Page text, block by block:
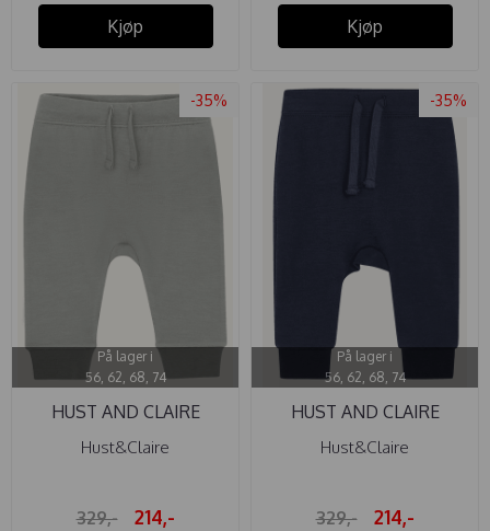
Kjøp Kjøp
-35%
På lager i
56, 62, 68, 74
HUST AND CLAIRE
BUKSE ...
Hust&Claire
329,- 214,-
-35%
På lager i
56, 62, 68, 74
HUST AND CLAIRE
BUKSE ...
Hust&Claire
329,- 214,-